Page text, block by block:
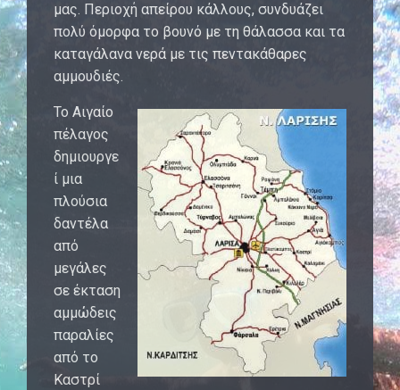
μας. Περιοχή απείρου κάλλους, συνδυάζει
πολύ όμορφα το βουνό με τη θάλασσα και τα
καταγάλανα νερά με τις πεντακάθαρες
αμμουδιές.
Το Αιγαίο
πέλαγος
δημιουργε
ί μια
πλούσια
δαντέλα
από
μεγάλες
σε έκταση
αμμώδεις
παραλίες
από το
Καστρί